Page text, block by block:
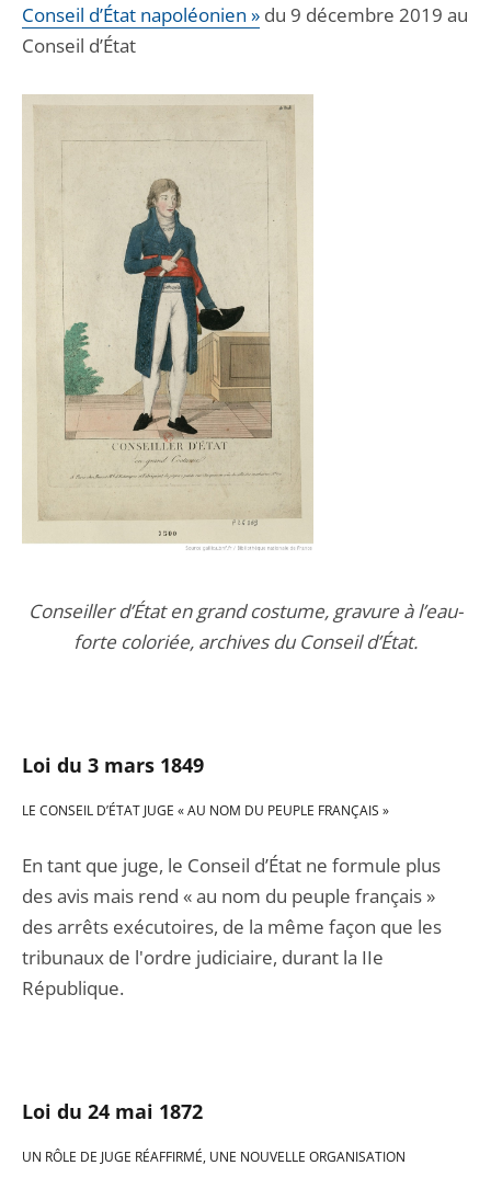
Conseil d’État napoléonien » du 9 décembre 2019 au
Conseil d’État
Conseiller d’État en grand costume, gravure à l’eau-
forte coloriée, archives du Conseil d’État.
Loi du 3 mars 1849
LE CONSEIL D’ÉTAT JUGE « AU NOM DU PEUPLE FRANÇAIS »
En tant que juge, le Conseil d’État ne formule plus
des avis mais rend « au nom du peuple français »
des arrêts exécutoires, de la même façon que les
tribunaux de l'ordre judiciaire, durant la IIe
République.
Loi du 24 mai 1872
UN RÔLE DE JUGE RÉAFFIRMÉ, UNE NOUVELLE ORGANISATION